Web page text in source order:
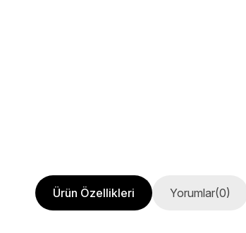
Ürün Özellikleri Yorumlar(0)